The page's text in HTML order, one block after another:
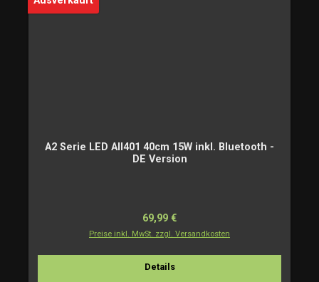
A2 Serie LED AII401 40cm 15W inkl. Bluetooth -
DE Version
Regulärer Preis:
69,99 €
Preise inkl. MwSt. zzgl. Versandkosten
Details